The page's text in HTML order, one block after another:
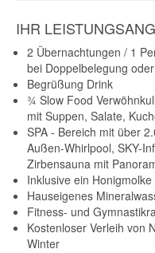
IHR
2 Übernachtungen / 1
bei Doppelbelegung
Begrüßung Drink
¾ Slow Food
mit Suppen, Salate,
SPA - Bereich mit über
Außen-Whirlpool, SKY-
Zirbensauna mit
Inklusive ein
Hauseigenes
Fitness- und
Kostenloser Verleih von
Winter